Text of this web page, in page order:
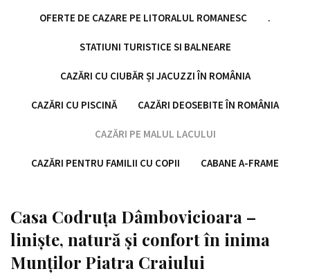
OFERTE DE CAZARE PE LITORALUL ROMANESC .
STATIUNI TURISTICE SI BALNEARE
CAZĂRI CU CIUBĂR ȘI JACUZZI ÎN ROMÂNIA
CAZĂRI CU PISCINĂ CAZĂRI DEOSEBITE ÎN ROMÂNIA
CAZĂRI PE MALUL LACULUI
CAZĂRI PENTRU FAMILII CU COPII CABANE A-FRAME
Casa Codruța Dâmbovicioara –
liniște, natură și confort în inima
Munților Piatra Craiului